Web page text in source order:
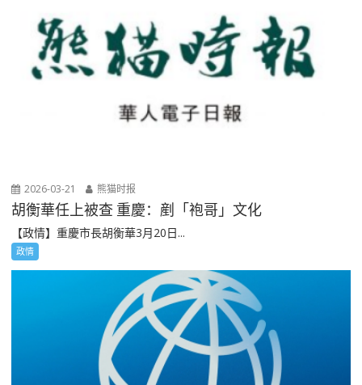
2026-03-21 熊猫时报
胡衡華任上被查 重慶：剷「袍哥」文化
【政情】重慶市長胡衡華3月20日...
政情